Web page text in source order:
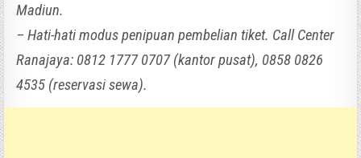
Madiun.
– Hati-hati modus penipuan pembelian tiket. Call Center
Ranajaya: 0812 1777 0707 (kantor pusat), 0858 0826
4535 (reservasi sewa).